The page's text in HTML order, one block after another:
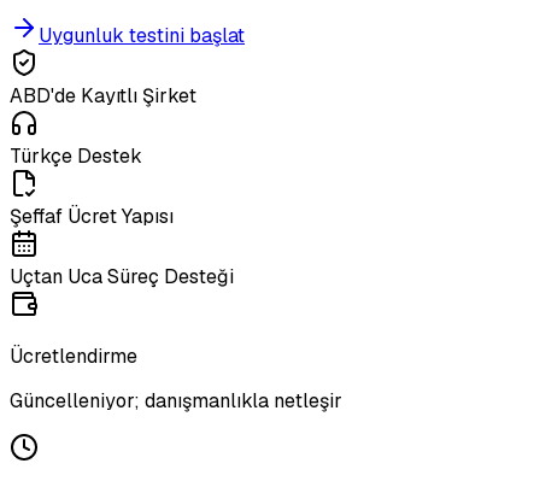
Uygunluk testini başlat
ABD'de Kayıtlı Şirket
Türkçe Destek
Şeffaf Ücret Yapısı
Uçtan Uca Süreç Desteği
Ücretlendirme
Güncelleniyor; danışmanlıkla netleşir